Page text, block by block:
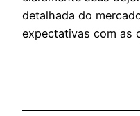
detalhada do
expectativas com as